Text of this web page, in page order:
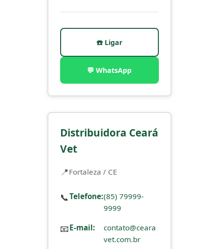
☎️ Ligar
💬 WhatsApp
Distribuidora Ceará
Vet
Fortaleza / CE
📞Telefone:(85) 79999-
9999
📧E-mail:
contato@ceara
vet.com.br